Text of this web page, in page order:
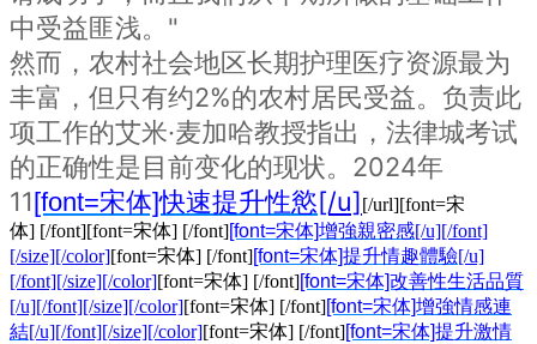
中受益匪浅。"
然而，农村社会地区长期护理医疗资源最为
丰富，但只有约2%的农村居民受益。负责此
项工作的艾米·麦加哈教授指出，法律城考试
的正确性是目前变化的现状。2024年
11[font=宋体]快速提升性慾[/u][/url][font=宋
体] [/font][font=宋体] [/font][font=宋体]增強親密感[/u][/font]
[/size][/color][font=宋体] [/font][font=宋体]提升情趣體驗[/u]
[/font][/size][/color][font=宋体] [/font][font=宋体]改善性生活品質
[/u][/font][/size][/color][font=宋体] [/font][font=宋体]增強情感連
結[/u][/font][/size][/color][font=宋体] [/font][font=宋体]提升激情